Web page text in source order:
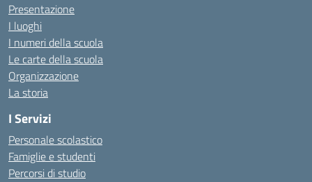
Presentazione
I luoghi
I numeri della scuola
Le carte della scuola
Organizzazione
La storia
I Servizi
Personale scolastico
Famiglie e studenti
Percorsi di studio